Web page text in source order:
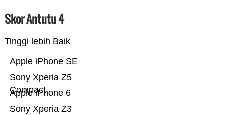
Skor Antutu 4
Tinggi lebih Baik
Sony Xperia Z3
Apple iPhone 6
Sony Xperia Z5
Compact
Apple iPhone SE